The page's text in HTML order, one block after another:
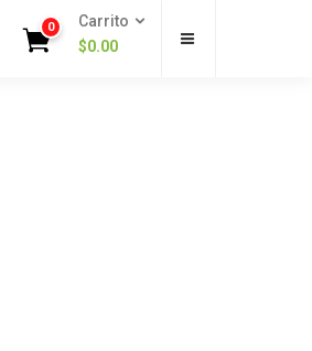
0
Carrito
$0.00